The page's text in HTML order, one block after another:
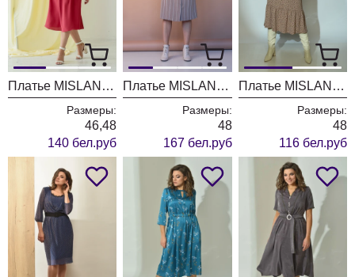
Платье MISLANA WOMEN 665 красный
Размеры:
46,48
140 бел.руб
Платье MISLANA WOMEN 629
Размеры:
48
167 бел.руб
Платье MISLANA WOMEN 611
Размеры:
48
116 бел.руб